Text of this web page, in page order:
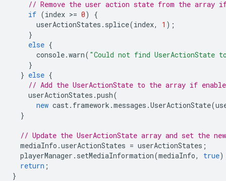
// Remove the user action state from the array
if (index >= 0)
{
userActionStates . splice(index, 1 );
}
else {
console.warn( "Could not find UserActionState
}
} else {
// Add the UserActionState to the array if
userActionStates .push(
new cast. framework .messages .UserActionState(
}
// Update the UserActionState array and set the
mediaInfo .userActionStates = userActionStates ;
playerManager . setMediaInformation(mediaInfo, true
return ;
}